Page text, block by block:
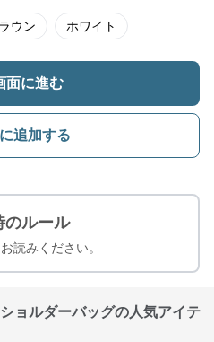
ウン ホワイト
面に進む
追加する
のルール
読みください。
ョルダーバッグの人気アイテ